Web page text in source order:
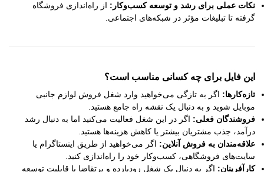
نکات عملی برای رشد و توسعه کسب‌وکار: از راه‌اندازی فروشگاه
گرفته تا تبلیغات مؤثر در شبکه‌های اجتماعی.
این فایل برای چه کسانی مناسب است؟
تازه‌کارها: اگر به تازگی می‌خواهید وارد شغل فروش لوازم جانبی
موبایل شوید و به دنبال یک نقشه راه جامع هستید.
فروشندگان فعلی: اگر در این شغل فعالیت می‌کنید اما به دنبال رشد
درآمد، جذب مشتریان بیشتر یا کاهش هزینه‌ها هستید.
علاقه‌مندان به فروش آنلاین: اگر می‌خواهید از طریق اینستاگرام یا
سایت‌های فروشگاهی، کسب‌وکار خود را راه‌اندازی کنید.
کارآفرینان: اگر به دنبال یک شغل زودبازده و پرتقاضا با قابلیت توسعه